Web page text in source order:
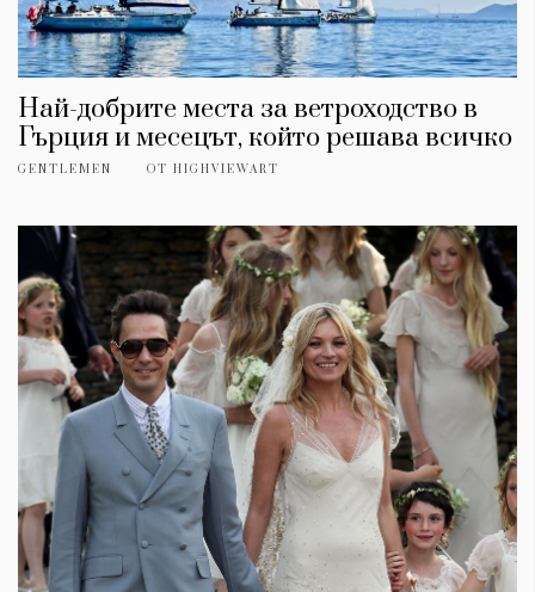
Най-добрите места за ветроходство в
Гърция и месецът, който решава всичко
GENTLEMEN ОТ HIGHVIEWART